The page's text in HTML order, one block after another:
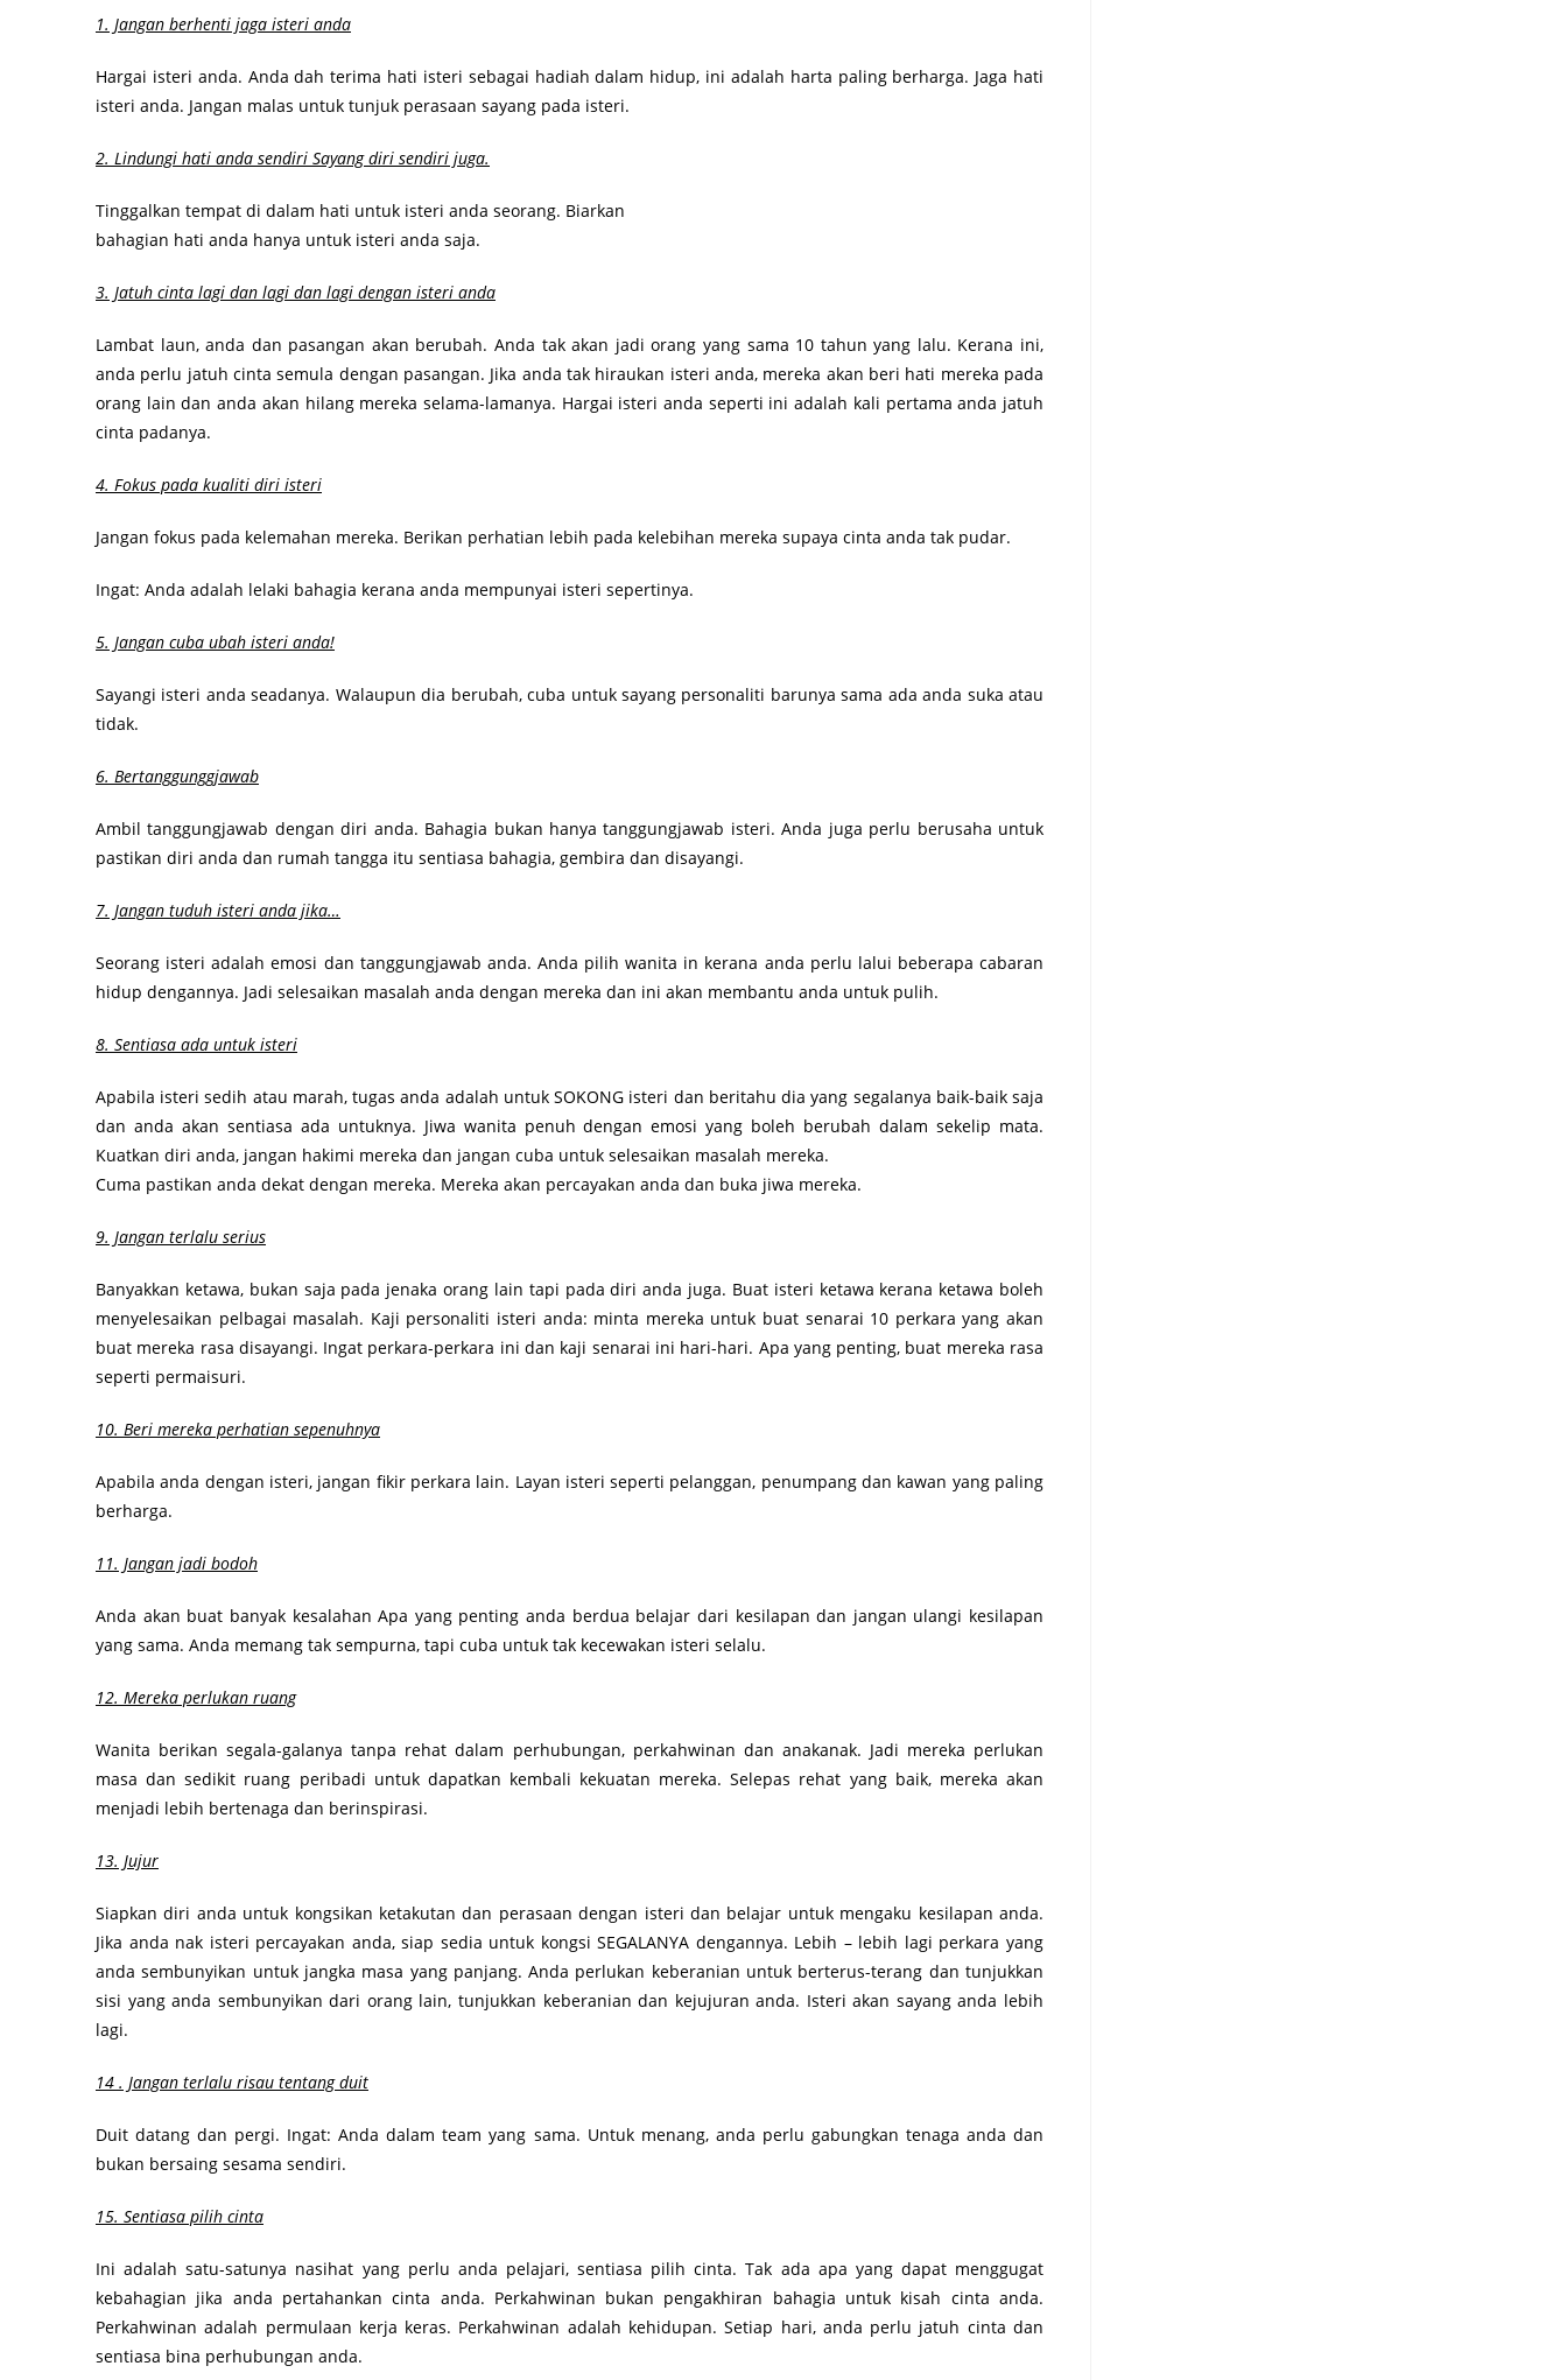
1. Jangan berhenti jaga isteri anda
Hargai isteri anda. Anda dah terima hati isteri sebagai hadiah dalam hidup, ini adalah harta paling berharga. Jaga hati
isteri anda. Jangan malas untuk tunjuk perasaan sayang pada isteri.
2. Lindungi hati anda sendiri Sayang diri sendiri juga.
Tinggalkan tempat di dalam hati untuk isteri anda seorang. Biarkan
bahagian hati anda hanya untuk isteri anda saja.
3. Jatuh cinta lagi dan lagi dan lagi dengan isteri anda
Lambat laun, anda dan pasangan akan berubah. Anda tak akan jadi orang yang sama 10 tahun yang lalu. Kerana ini,
anda perlu jatuh cinta semula dengan pasangan. Jika anda tak hiraukan isteri anda, mereka akan beri hati mereka pada
orang lain dan anda akan hilang mereka selama-lamanya. Hargai isteri anda seperti ini adalah kali pertama anda jatuh
cinta padanya.
4. Fokus pada kualiti diri isteri
Jangan fokus pada kelemahan mereka. Berikan perhatian lebih pada kelebihan mereka supaya cinta anda tak pudar.
Ingat: Anda adalah lelaki bahagia kerana anda mempunyai isteri sepertinya.
5. Jangan cuba ubah isteri anda!
Sayangi isteri anda seadanya. Walaupun dia berubah, cuba untuk sayang personaliti barunya sama ada anda suka atau
tidak.
6. Bertanggunggjawab
Ambil tanggungjawab dengan diri anda. Bahagia bukan hanya tanggungjawab isteri. Anda juga perlu berusaha untuk
pastikan diri anda dan rumah tangga itu sentiasa bahagia, gembira dan disayangi.
7. Jangan tuduh isteri anda jika…
Seorang isteri adalah emosi dan tanggungjawab anda. Anda pilih wanita in kerana anda perlu lalui beberapa cabaran
hidup dengannya. Jadi selesaikan masalah anda dengan mereka dan ini akan membantu anda untuk pulih.
8. Sentiasa ada untuk isteri
Apabila isteri sedih atau marah, tugas anda adalah untuk SOKONG isteri dan beritahu dia yang segalanya baik-baik saja
dan anda akan sentiasa ada untuknya. Jiwa wanita penuh dengan emosi yang boleh berubah dalam sekelip mata.
Kuatkan diri anda, jangan hakimi mereka dan jangan cuba untuk selesaikan masalah mereka.
Cuma pastikan anda dekat dengan mereka. Mereka akan percayakan anda dan buka jiwa mereka.
9. Jangan terlalu serius
Banyakkan ketawa, bukan saja pada jenaka orang lain tapi pada diri anda juga. Buat isteri ketawa kerana ketawa boleh
menyelesaikan pelbagai masalah. Kaji personaliti isteri anda: minta mereka untuk buat senarai 10 perkara yang akan
buat mereka rasa disayangi. Ingat perkara-perkara ini dan kaji senarai ini hari-hari. Apa yang penting, buat mereka rasa
seperti permaisuri.
10. Beri mereka perhatian sepenuhnya
Apabila anda dengan isteri, jangan fikir perkara lain. Layan isteri seperti pelanggan, penumpang dan kawan yang paling
berharga.
11. Jangan jadi bodoh
Anda akan buat banyak kesalahan Apa yang penting anda berdua belajar dari kesilapan dan jangan ulangi kesilapan
yang sama. Anda memang tak sempurna, tapi cuba untuk tak kecewakan isteri selalu.
12. Mereka perlukan ruang
Wanita berikan segala-galanya tanpa rehat dalam perhubungan, perkahwinan dan anakanak. Jadi mereka perlukan
masa dan sedikit ruang peribadi untuk dapatkan kembali kekuatan mereka. Selepas rehat yang baik, mereka akan
menjadi lebih bertenaga dan berinspirasi.
13. Jujur
Siapkan diri anda untuk kongsikan ketakutan dan perasaan dengan isteri dan belajar untuk mengaku kesilapan anda.
Jika anda nak isteri percayakan anda, siap sedia untuk kongsi SEGALANYA dengannya. Lebih – lebih lagi perkara yang
anda sembunyikan untuk jangka masa yang panjang. Anda perlukan keberanian untuk berterus-terang dan tunjukkan
sisi yang anda sembunyikan dari orang lain, tunjukkan keberanian dan kejujuran anda. Isteri akan sayang anda lebih
lagi.
14 . Jangan terlalu risau tentang duit
Duit datang dan pergi. Ingat: Anda dalam team yang sama. Untuk menang, anda perlu gabungkan tenaga anda dan
bukan bersaing sesama sendiri.
15. Sentiasa pilih cinta
Ini adalah satu-satunya nasihat yang perlu anda pelajari, sentiasa pilih cinta. Tak ada apa yang dapat menggugat
kebahagian jika anda pertahankan cinta anda. Perkahwinan bukan pengakhiran bahagia untuk kisah cinta anda.
Perkahwinan adalah permulaan kerja keras. Perkahwinan adalah kehidupan. Setiap hari, anda perlu jatuh cinta dan
sentiasa bina perhubungan anda.